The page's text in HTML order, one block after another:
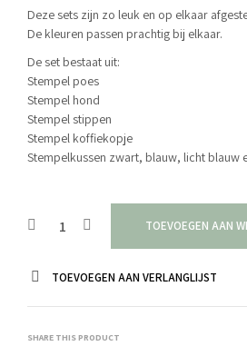
Deze sets zijn zo leuk en op elkaar
De kleuren passen prachtig bij elkaar.
De set bestaat uit:
Stempel poes
Stempel hond
Stempel stippen
Stempel koffiekopje
Stempelkussen zwart, blauw, licht blauw
TOEVOEGEN AAN
TOEVOEGEN AAN VERLANGLIJST
SHARE THIS PRODUCT